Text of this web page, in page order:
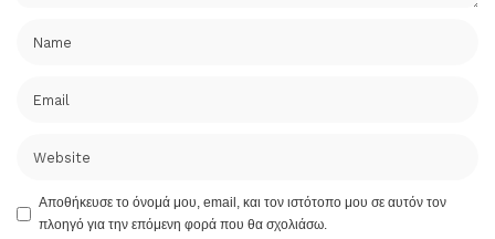
Αποθήκευσε το όνομά μου, email, και τον ιστότοπο μου σε αυτόν τον
πλοηγό για την επόμενη φορά που θα σχολιάσω.